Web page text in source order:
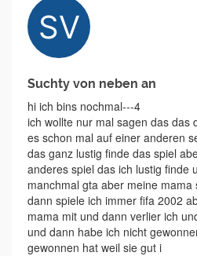
Suchty von neben an
hi ich bins nochmal---4
ich wollte nur mal sagen das das
es schon mal auf einer anderen
das ganz lustig finde das spiel
anderes spiel das ich lustig finde
manchmal gta aber meine
dann spiele ich immer fifa 2002
mama mit und dann verlier ich
und dann habe ich nicht
gewonnen hat weil sie gut i